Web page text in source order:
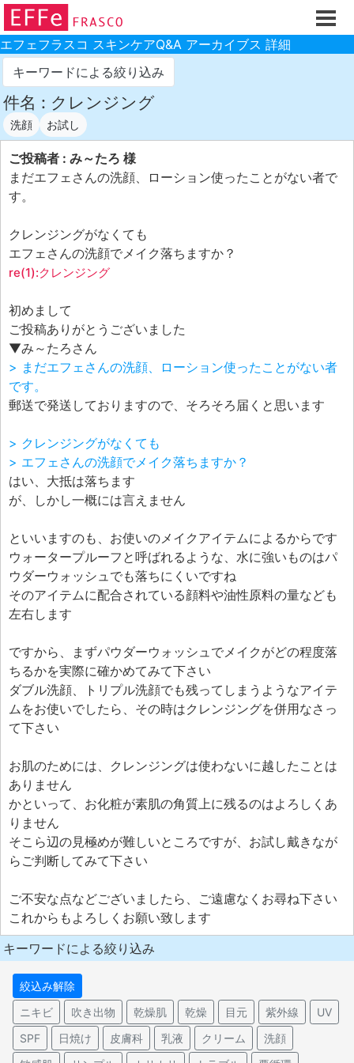
ホーム
ご注文フォーム
初回割引
製品のご案内
お買い物ガイド
スキンケアQ&Aアーカイブス
製品レビュー
コスメ辞典 化粧品成分検索
ご購入履歴
ご紹介(アフェリエイト)制度
エフェ研究所について
お問い合わせフォーム
エフェフラスコ スキンケアQ&A アーカイブス 詳細
キーワードによる絞り込み
件名 : クレンジング
洗顔 お試し
ご投稿者 : み～たろ 様
まだエフェさんの洗顔、ローション使ったことがない者で
す。
クレンジングがなくても
エフェさんの洗顔でメイク落ちますか？
re(1):クレンジング
初めまして
ご投稿ありがとうございました
▼み～たろさん
> まだエフェさんの洗顔、ローション使ったことがない者
です。
郵送で発送しておりますので、そろそろ届くと思います
> クレンジングがなくても
> エフェさんの洗顔でメイク落ちますか？
はい、大抵は落ちます
が、しかし一概には言えません
といいますのも、お使いのメイクアイテムによるからです
ウォータープルーフと呼ばれるような、水に強いものはパ
ウダーウォッシュでも落ちにくいですね
そのアイテムに配合されている顔料や油性原料の量なども
左右します
ですから、まずパウダーウォッシュでメイクがどの程度落
ちるかを実際に確かめてみて下さい
ダブル洗顔、トリプル洗顔でも残ってしまうようなアイテ
ムをお使いでしたら、その時はクレンジングを併用なさっ
て下さい
お肌のためには、クレンジングは使わないに越したことは
ありません
かといって、お化粧が素肌の角質上に残るのはよろしくあ
りません
そこら辺の見極めが難しいところですが、お試し戴きなが
らご判断してみて下さい
ご不安な点などございましたら、ご遠慮なくお尋ね下さい
これからもよろしくお願い致します
キーワードによる絞り込み
絞込み解除
ニキビ
吹き出物 乾燥肌 乾燥 目元 紫外線
UV
SPF
日焼け 皮膚科 乳液 クリーム
洗顔